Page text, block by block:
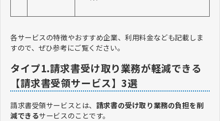
各サービスの特徴やおすすめ企業、利用料金なども記載しま
すので、ぜひ参考にご覧ください。
タイプ1.請求書受け取り業務が軽減できる
【請求書受領サービス】3選
請求書受領サービスとは、 請求書の受け取り業務の負担を削
減できるサービスのことです。